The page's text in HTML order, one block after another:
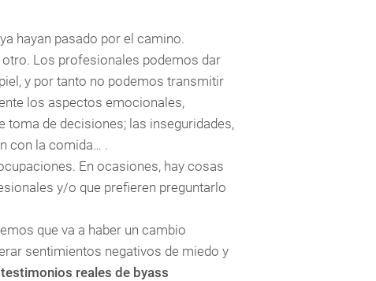
hayan pasado por el camino.
Los profesionales podemos dar
y por tanto no podemos transmitir
los aspectos emocionales,
toma de decisiones; las inseguridades,
con la comida… .
En ocasiones, hay cosas
y/o que prefieren preguntarlo
que va a haber un cambio
sentimientos negativos de miedo y
testimonios reales de byass